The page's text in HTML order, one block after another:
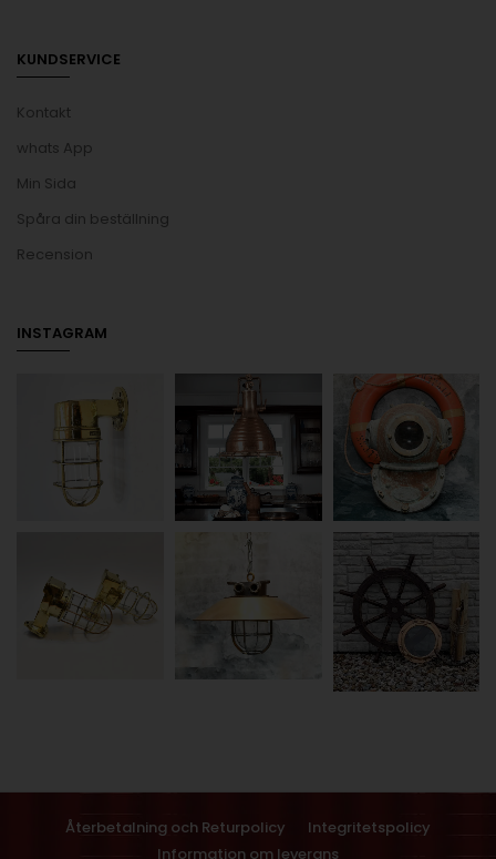
KUNDSERVICE
Kontakt
whats App
Min Sida
Spåra din beställning
Recension
INSTAGRAM
Återbetalning och Returpolicy
Integritetspolicy
Information om leverans